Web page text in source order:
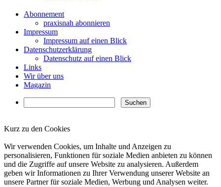
Abonnement
praxisnah abonnieren
Impressum
Impressum auf einen Blick
Datenschutzerklärung
Datenschutz auf einen Blick
Links
Wir über uns
Magazin
Kurz zu den Cookies
Wir verwenden Cookies, um Inhalte und Anzeigen zu
personalisieren, Funktionen für soziale Medien anbieten zu können
und die Zugriffe auf unsere Website zu analysieren. Außerdem
geben wir Informationen zu Ihrer Verwendung unserer Website an
unsere Partner für soziale Medien, Werbung und Analysen weiter.